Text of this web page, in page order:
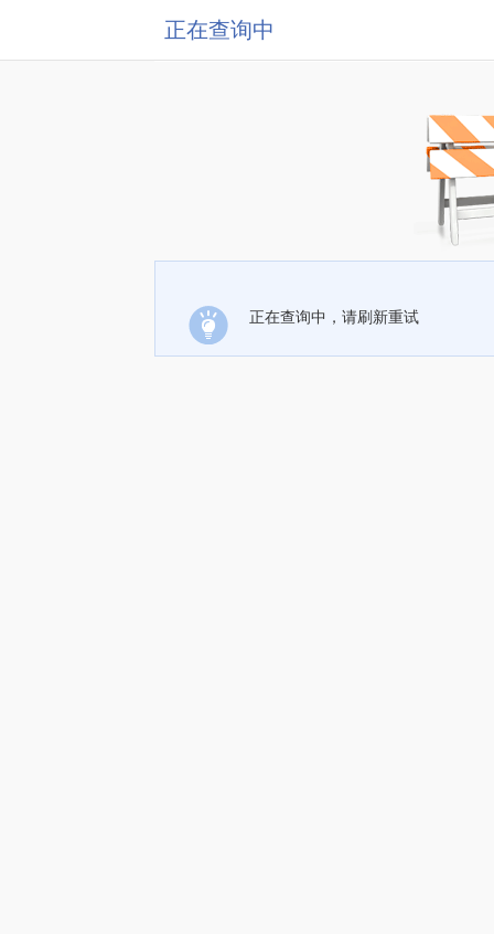
正在查询中
正在查询中，请刷新重试